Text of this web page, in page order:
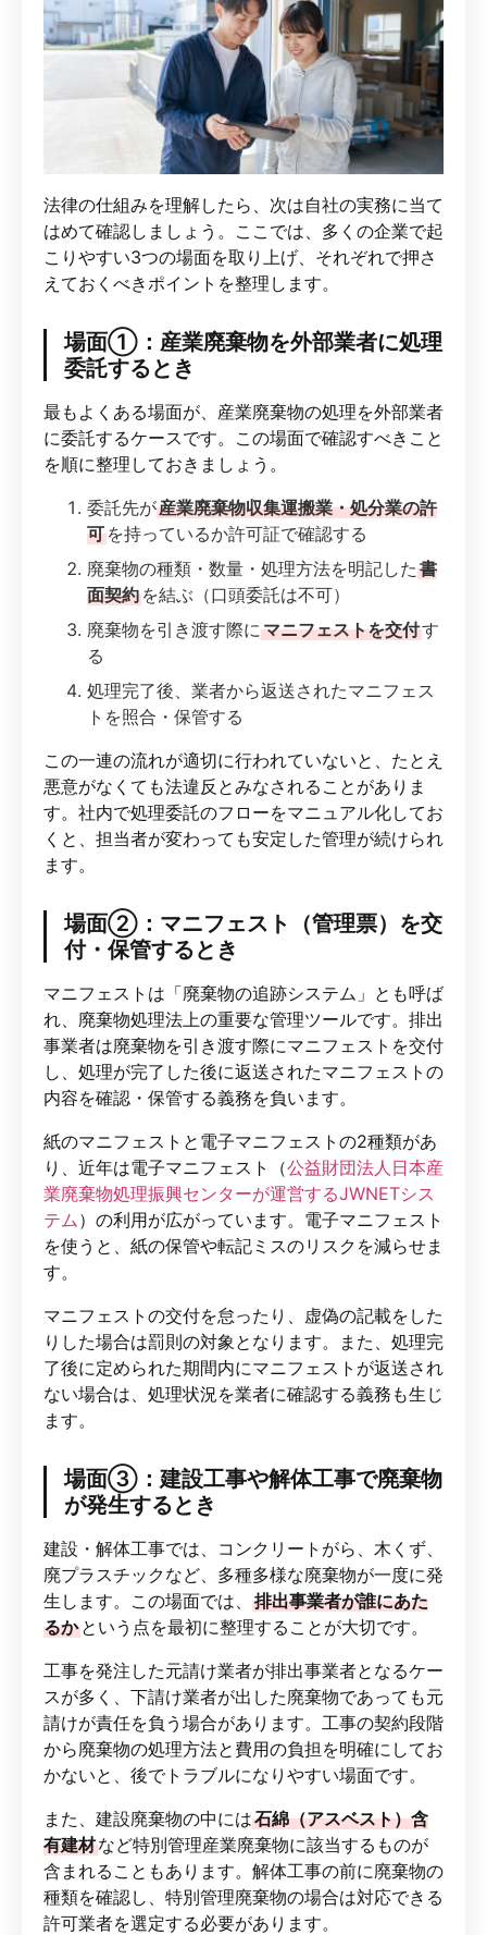
法律の仕組みを理解したら、次は自社の実務に当て
はめて確認しましょう。ここでは、多くの企業で起
こりやすい3つの場面を取り上げ、それぞれで押さ
えておくべきポイントを整理します。
場面①：産業廃棄物を外部業者に処理
委託するとき
最もよくある場面が、産業廃棄物の処理を外部業者
に委託するケースです。この場面で確認すべきこと
を順に整理しておきましょう。
委託先が産業廃棄物収集運搬業・処分業の許
可 を持っているか許可証で確認する
廃棄物の種類・数量・処理方法を明記した 書
面契約 を結ぶ（口頭委託は不可）
廃棄物を引き渡す際にマニフェストを交付す
る
処理完了後、業者から返送されたマニフェス
トを照合・保管する
この一連の流れが適切に行われていないと、たとえ
悪意がなくても法違反とみなされることがありま
す。社内で処理委託のフローをマニュアル化してお
くと、担当者が変わっても安定した管理が続けられ
ます。
場面②：マニフェスト（管理票）を交
付・保管するとき
マニフェストは「廃棄物の追跡システム」とも呼ば
れ、廃棄物処理法上の重要な管理ツールです。排出
事業者は廃棄物を引き渡す際にマニフェストを交付
し、処理が完了した後に返送されたマニフェストの
内容を確認・保管する義務を負います。
紙のマニフェストと電子マニフェストの2種類があ
り、近年は電子マニフェスト（公益財団法人日本産
業廃棄物処理振興センターが運営するJWNETシス
テム）の利用が広がっています。電子マニフェスト
を使うと、紙の保管や転記ミスのリスクを減らせま
す。
マニフェストの交付を怠ったり、虚偽の記載をした
りした場合は罰則の対象となります。また、処理完
了後に定められた期間内にマニフェストが返送され
ない場合は、処理状況を業者に確認する義務も生じ
ます。
場面③：建設工事や解体工事で廃棄物
が発生するとき
建設・解体工事では、コンクリートがら、木くず、
廃プラスチックなど、多種多様な廃棄物が一度に発
生します。この場面では、 排出事業者が誰にあた
るか という点を最初に整理することが大切です。
工事を発注した元請け業者が排出事業者となるケー
スが多く、下請け業者が出した廃棄物であっても元
請けが責任を負う場合があります。工事の契約段階
から廃棄物の処理方法と費用の負担を明確にしてお
かないと、後でトラブルになりやすい場面です。
また、建設廃棄物の中には石綿（アスベスト）含
有建材など特別管理産業廃棄物に該当するものが
含まれることもあります。解体工事の前に廃棄物の
種類を確認し、特別管理廃棄物の場合は対応できる
許可業者を選定する必要があります。